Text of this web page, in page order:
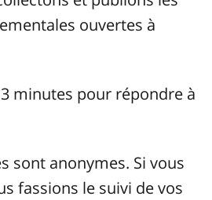
ouvertes à
minutes pour répondre à
sont anonymes. Si vous
fassions le suivi de vos